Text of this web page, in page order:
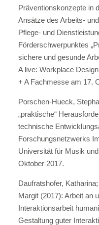
Präventionskonzepte in
Ansätze des Arbeits-
Pflege- und
Förderschwerpunktes
sichere und gesunde
A live: Workplace
+ A Fachmesse am 17.
Porschen-Hueck,
„praktische“
technische
Forschungsnetzwerks
Universität für Musik
Oktober 2017.
Daufratshofer,
Margit (2017): Arbeit an
Interaktionsarbeit
Gestaltung guter